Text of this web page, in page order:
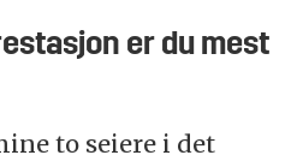
er du mest
to seiere i det